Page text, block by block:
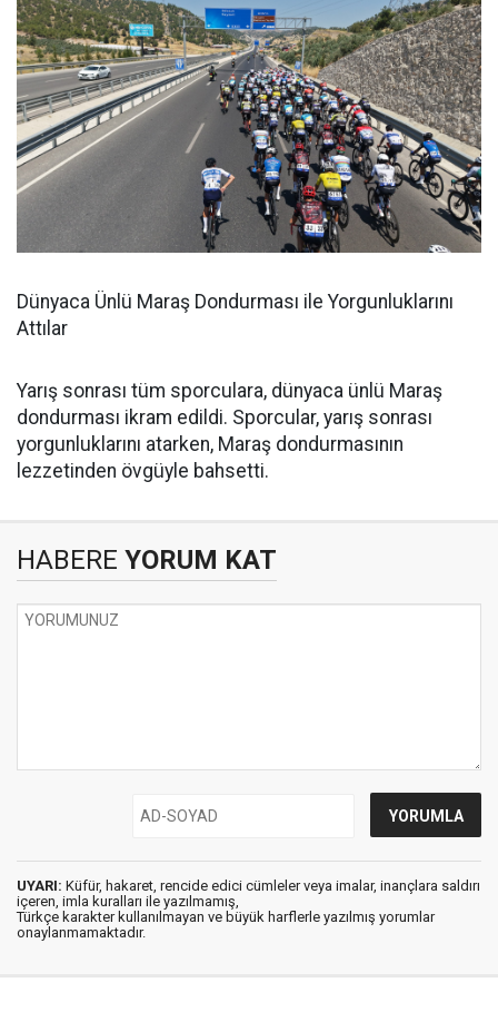
Dünyaca Ünlü Maraş Dondurması ile Yorgunluklarını
Attılar
Yarış sonrası tüm sporculara, dünyaca ünlü Maraş
dondurması ikram edildi. Sporcular, yarış sonrası
yorgunluklarını atarken, Maraş dondurmasının
lezzetinden övgüyle bahsetti.
HABERE YORUM KAT
UYARI: Küfür, hakaret, rencide edici cümleler veya imalar, inançlara saldırı
içeren, imla kuralları ile yazılmamış,
Türkçe karakter kullanılmayan ve büyük harflerle yazılmış yorumlar
onaylanmamaktadır.